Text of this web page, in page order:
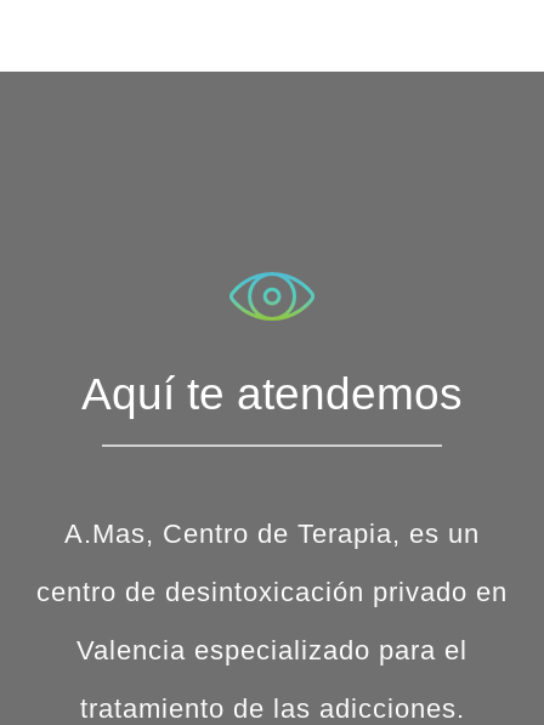
Aquí te atendemos
A.Mas, Centro de Terapia, es un
centro de desintoxicación privado en
Valencia especializado para el
tratamiento de las adicciones.